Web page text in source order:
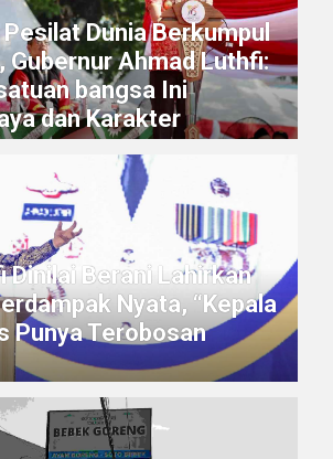
Dunia Berkumpul
Gubernur Ahmad Luthfi:
bangsa Ini
dan Karakter
Dinilai Berani Lahirkan
Nyata, “Kepala
Punya Terobosan